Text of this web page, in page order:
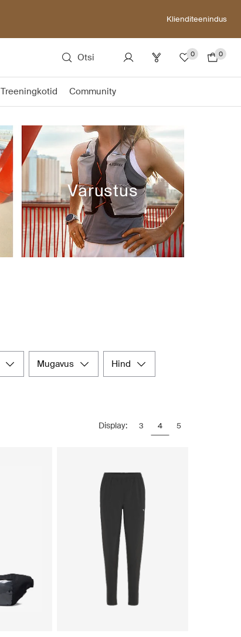
Klienditeenindus
Otsi 0 0
Treeningkotid Community
Varustus
mugavus hind
Display: 3 4
5